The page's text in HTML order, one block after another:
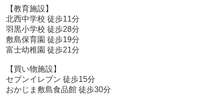
【教育施設】
北西中学校 徒歩11分
羽黒小学校 徒歩28分
敷島保育園 徒歩19分
富士幼稚園 徒歩21分
【買い物施設】
セブンイレブン 徒歩15分
おかじま敷島食品館 徒歩30分